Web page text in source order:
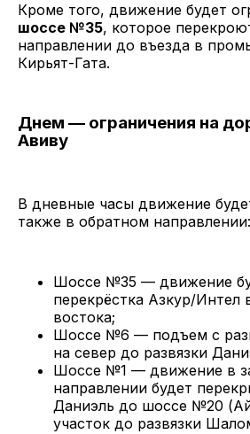
Кроме того, движение будет
шоссе №35, которое
направлении до въезда в
Кирьят-Гата.
Днем — ограничения на
Авиву
В дневные часы движение
также в обратном направлении:
Шоссе №35 — движение
перекрёстка Азкур/Интел
востока;
Шоссе №6 — подъем с
на север до развязки
Шоссе №1 — движение в
направлении будет
Даниэль до шоссе №20
участок до развязки